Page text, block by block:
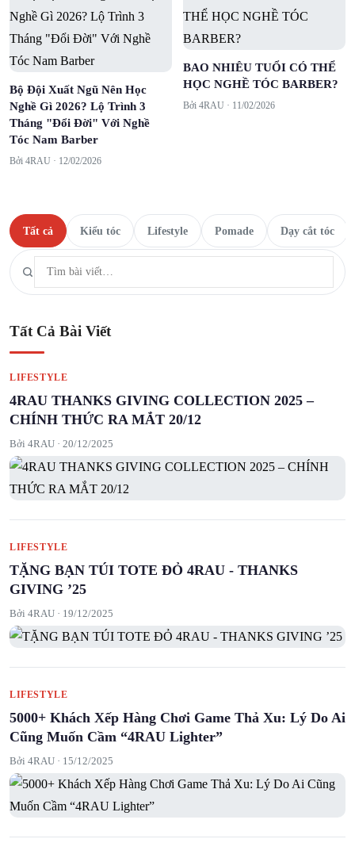
Bộ Đội Xuất Ngũ Nên Học
Nghề Gì 2026? Lộ Trình 3
Tháng "Đổi Đời" Với Nghề
Tóc Nam Barber
Bởi 4RAU · 12/02/2026
BAO NHIÊU TUỔI CÓ THỂ
HỌC NGHỀ TÓC BARBER?
Bởi 4RAU · 11/02/2026
Tất cả Kiểu tóc Lifestyle Pomade Dạy cắt tóc
Tất Cả Bài Viết
LIFESTYLE
4RAU THANKS GIVING COLLECTION 2025 –
CHÍNH THỨC RA MẮT 20/12
Bởi 4RAU · 20/12/2025
LIFESTYLE
TẶNG BẠN TÚI TOTE ĐỎ 4RAU - THANKS
GIVING ’25
Bởi 4RAU · 19/12/2025
LIFESTYLE
5000+ Khách Xếp Hàng Chơi Game Thả Xu: Lý Do Ai
Cũng Muốn Cầm “4RAU Lighter”
Bởi 4RAU · 15/12/2025